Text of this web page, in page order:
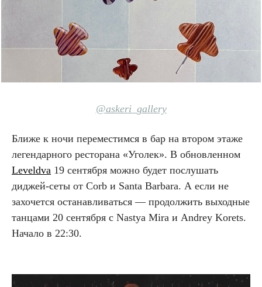
@askeri_gallery
Ближе к ночи переместимся в бар на втором этаже
легендарного ресторана «Уголек». В обновленном
Leveldva 19 сентября можно будет послушать
диджей-сеты от Corb и Santa Barbara. А если не
захочется останавливаться — продолжить выходные
танцами 20 сентября с Nastya Mira и Andrey Korets.
Начало в 22:30.